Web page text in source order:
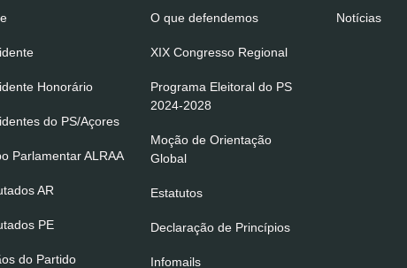
Honorário
do PS/Açores
Parlamentar ALRAA
AR
PE
do Partido
O que defendemos
XIX Congresso Regional
Programa Eleitoral do PS
2024-2028
Moção de Orientação
Global
Estatutos
Declaração de Princípios
Infomails
Notícias